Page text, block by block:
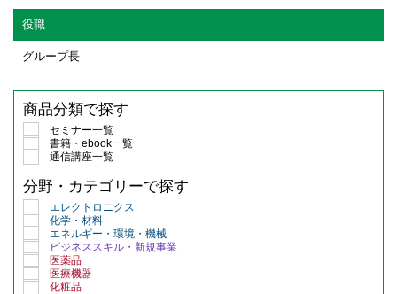
役職
グループ長
商品分類で探す
セミナー一覧
書籍・ebook一覧
通信講座一覧
分野・カテゴリーで探す
エレクトロニクス
化学・材料
エネルギー・環境・機械
ビジネススキル・新規事業
医薬品
医療機器
化粧品